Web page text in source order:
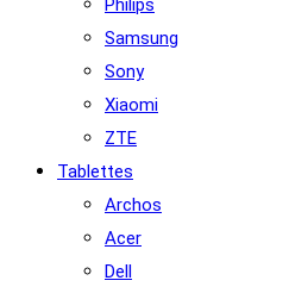
Philips
Samsung
Sony
Xiaomi
ZTE
Tablettes
Archos
Acer
Dell